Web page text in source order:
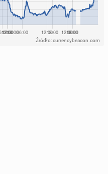
Źródło: currencybeacon.com